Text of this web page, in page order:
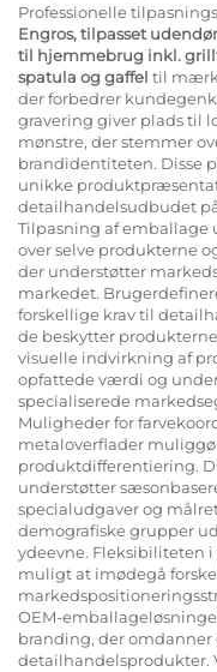
Professionelle
Engros, tilpasset
til hjemmebrug inkl.
spatula og gaffel til
der forbedrer
gravering giver plads til
mønstre, der stemmer
brandidentiteten. Disse
unikke
detailhandelsudbudet
Tilpasning af
over selve produkterne
der understøtter
markedet.
forskellige krav til
de beskytter
visuelle indvirkning af
opfattede værdi og
specialiserede
Muligheder for
metaloverflader
produktdifferentiering.
understøtter
specialudgaver og
demografiske grupper
ydeevne. Fleksibiliteten
muligt at imødegå
OEM-
branding, der
detailhandelsprodukter.